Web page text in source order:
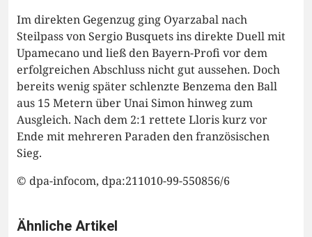
Im direkten Gegenzug ging Oyarzabal nach
Steilpass von Sergio Busquets ins direkte Duell mit
Upamecano und ließ den Bayern-Profi vor dem
erfolgreichen Abschluss nicht gut aussehen. Doch
bereits wenig später schlenzte Benzema den Ball
aus 15 Metern über Unai Simon hinweg zum
Ausgleich. Nach dem 2:1 rettete Lloris kurz vor
Ende mit mehreren Paraden den französischen
Sieg.
© dpa-infocom, dpa:211010-99-550856/6
Ähnliche Artikel